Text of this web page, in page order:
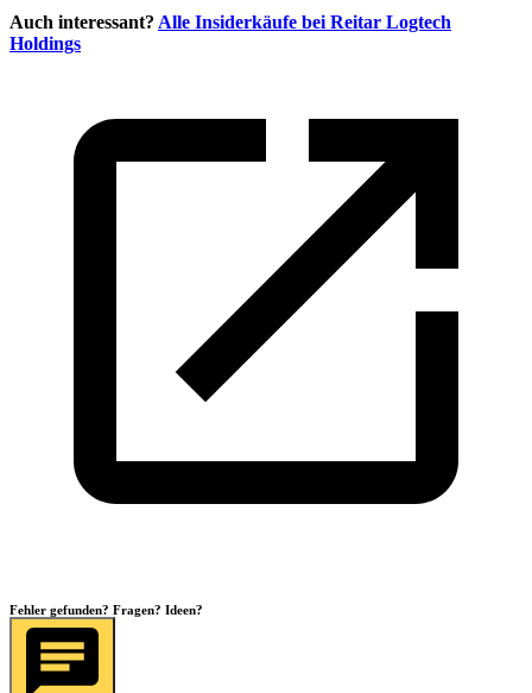
Auch interessant? Alle Insiderkäufe bei Reitar Logtech
Holdings
Fehler gefunden? Fragen? Ideen?